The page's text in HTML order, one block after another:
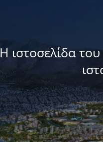
Η ιστοσελίδα